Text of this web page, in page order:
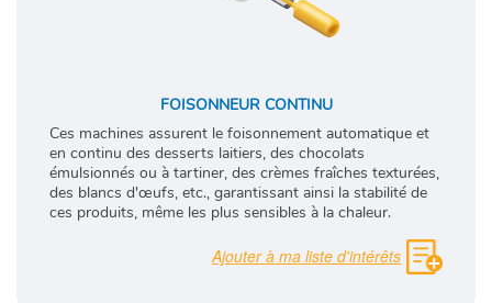
FOISONNEUR CONTINU
Ces machines assurent le foisonnement automatique et
en continu des desserts laitiers, des chocolats
émulsionnés ou à tartiner, des crèmes fraîches texturées,
des blancs d'œufs, etc., garantissant ainsi la stabilité de
ces produits, même les plus sensibles à la chaleur.